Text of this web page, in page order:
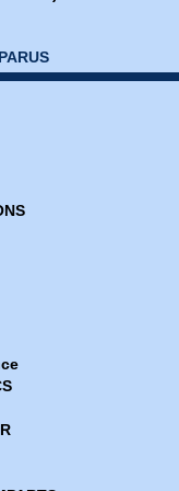
(Vol 1 - 2014)
(Vol 2 - 2017)
des Heros
des Heros